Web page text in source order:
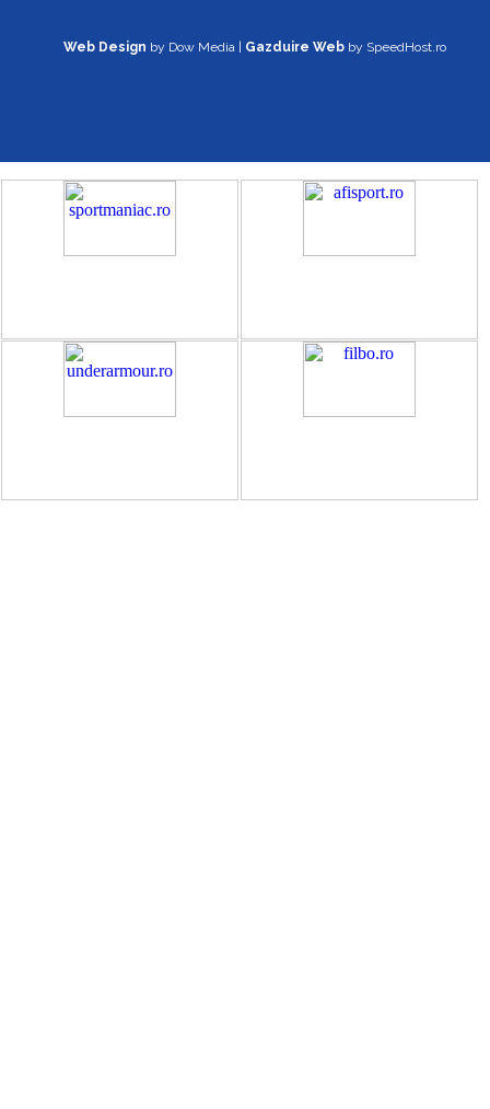
Web Design by Dow Media | Gazduire Web by SpeedHost.ro